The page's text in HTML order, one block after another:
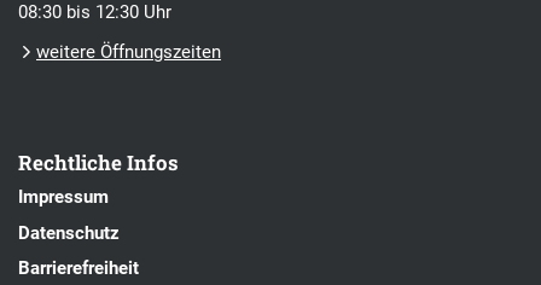
08:30 bis 12:30 Uhr
weitere Öffnungszeiten
Rechtliche Infos
Impressum
Datenschutz
Barrierefreiheit